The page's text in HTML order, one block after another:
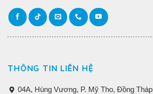
THÔNG TIN LIÊN HỆ
04A, Hùng Vương, P. Mỹ Tho, Đồng Tháp